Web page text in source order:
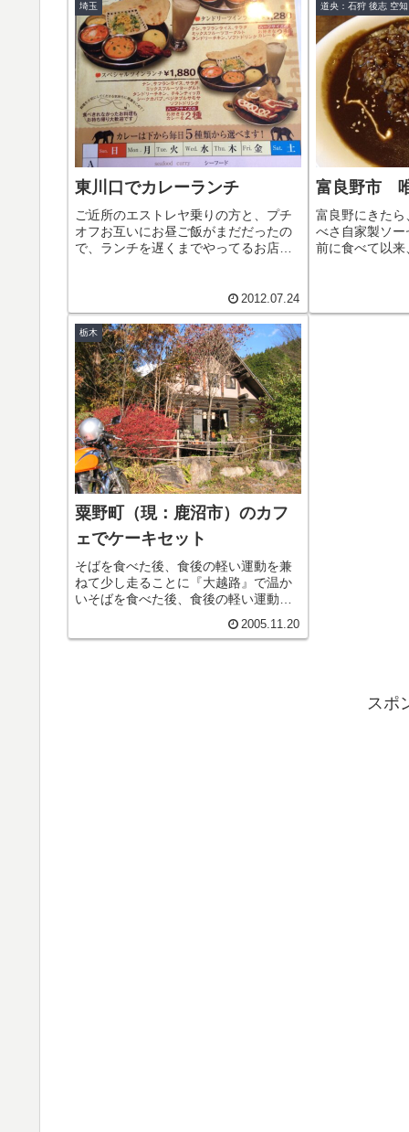
埼玉
東川口でカレーランチ
ご近所のエストレヤ乗りの方と、プチ
オフお互いにお昼ご飯がまだだったの
で、ランチを遅くまでやってるお店を
ーが食べられる、ビジネスツインラン
チ初めてのお店につき、まずはメニ...
2012.07.24
道央：石狩 後志 空
富良野市
富良野にきた
べさ自家製ソ
前に食べて以来
ります。この
引き立ててい
栃木
粟野町（現：鹿沼市）のカフ
ェでケーキセット
そばを食べた後、食後の軽い運動を兼
ねて少し走ることに『大越路』で温か
いそばを食べた後、食後の軽い運動を
路峠を下りて突き当たりの交差点を左
2005.11.20
スポ